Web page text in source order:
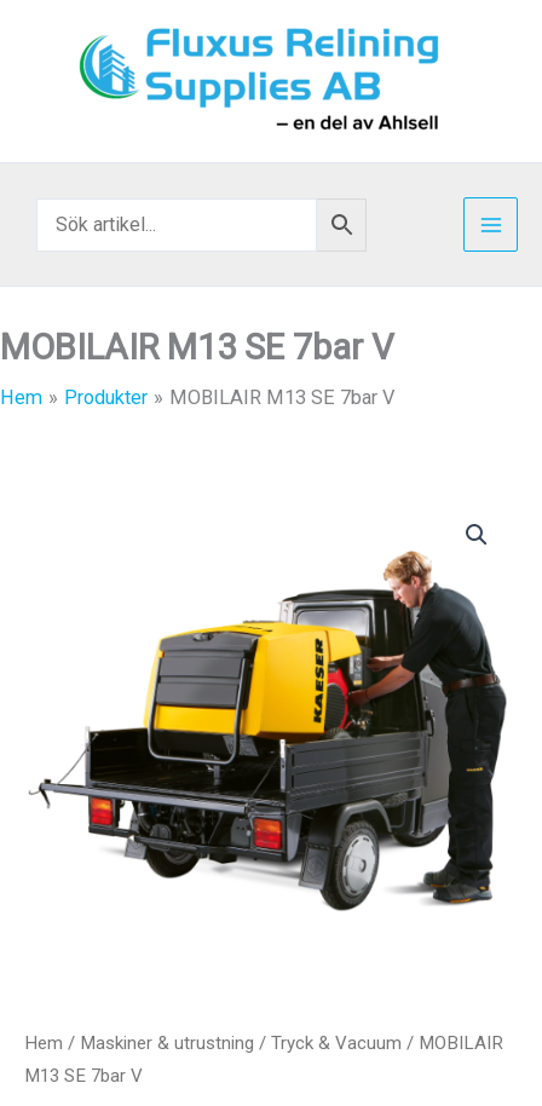
MOBILAIR M13 SE 7bar V
Hem Produkter MOBILAIR M13 SE 7bar V
Hem / Maskiner & utrustning / Tryck & Vacuum / MOBILAIR
M13 SE 7bar V